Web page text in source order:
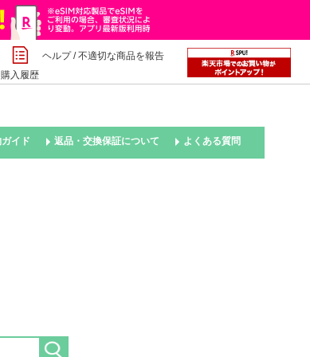
購入履歴
ヘルプ/不適切な商品を報告